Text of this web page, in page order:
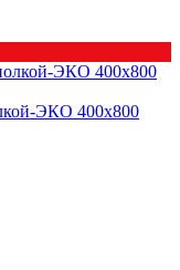
ЭКО 400х800